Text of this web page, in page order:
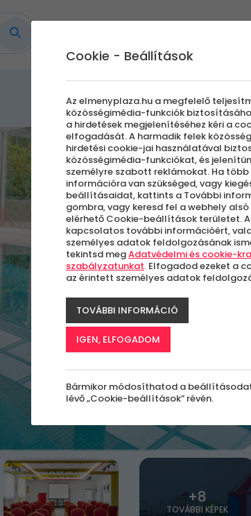
+8
TOVÁBBI KÉPEK
Cookie - Beállítások
Az elmenyplaza.hu a megfelelő
közösségimédia-funkciók
a hirdetések megjelenítéséhez kéri a
elfogadását. A harmadik felek
hirdetési cookie-jai használatával
közösségimédia-funkciókat, és
személyre szabott reklámokat. Ha több
információra van szükséged, vagy
beállításaidat, kattints a További
gombra, vagy keresd fel a webhely alsó
elérhető Cookie-beállítások területet.
kapcsolatos további információért,
személyes adatok feldolgozásának
tekintsd megAdatvédelmi és cookie-
szabályzatunkat. Elfogadod ezeket a
az érintett személyes adatok
TOVÁBBI INFORMÁCIÓ
IGEN, ELFOGADOM
Bármikor módosíthatod a
lévő „Cookie-beállítások” révén.